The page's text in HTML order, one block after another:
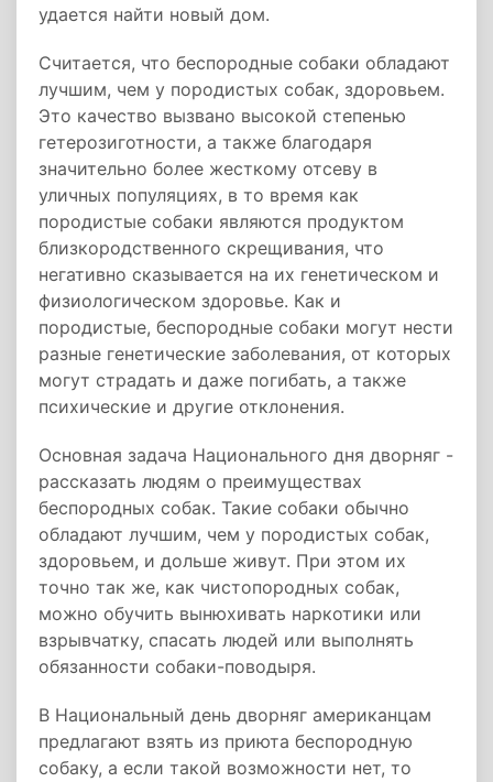
удается найти новый дом.
Считается, что беспородные собаки обладают
лучшим, чем у породистых собак, здоровьем.
Это качество вызвано высокой степенью
гетерозиготности, а также благодаря
значительно более жесткому отсеву в
уличных популяциях, в то время как
породистые собаки являются продуктом
близкородственного скрещивания, что
негативно сказывается на их генетическом и
физиологическом здоровье. Как и
породистые, беспородные собаки могут нести
разные генетические заболевания, от которых
могут страдать и даже погибать, а также
психические и другие отклонения.
Основная задача Национального дня дворняг -
рассказать людям о преимуществах
беспородных собак. Такие собаки обычно
обладают лучшим, чем у породистых собак,
здоровьем, и дольше живут. При этом их
точно так же, как чистопородных собак,
можно обучить вынюхивать наркотики или
взрывчатку, спасать людей или выполнять
обязанности собаки-поводыря.
В Национальный день дворняг американцам
предлагают взять из приюта беспородную
собаку, а если такой возможности нет, то